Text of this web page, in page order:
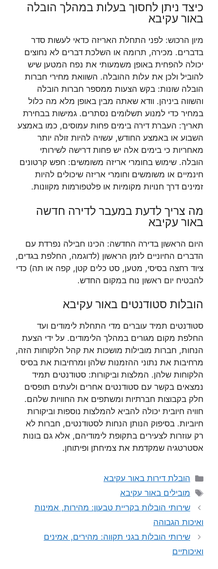
כיצד ניתן לחסוך בעלות במהלך הובלה
באור עקיבא
מיון הרכוש: לפני התחלת האריזה כדאי לעשות סדר
בדברים. מכירה, תרומה או השלכת דברים לא נחוצים
יכולה להפחית באופן משמעותי את נפח המטען שיש
להוביל ולכן את עלות ההובלה. השוואת מחירי חברות
הובלה שונות: בקש הצעות ממספר חברות הובלה
והשווה ביניהן. וודא שאתה מבין באופן מלא מה כלול
במחיר כדי למנוע תשלומים נסתרים. גמישות בבחירת
תאריך: העברת דירה בימים פחות עמוסים, כמו באמצע
השבוע או באמצע החודש, עשויה להיות זולה יותר
מאחריות כי בימים אלה יש פחות דרישה לשירותי
הובלה. שימוש בחומרי אריזה משומשים: חפש קרטונים
חינמיים או משומשים וחומרי אריזה שיכולים להיות
זמינים דרך חנויות מקומיות או פלטפורמות מקוונות.
מה צריך לדעת במעבר לדירה חדשה
באור עקיבא
היום הראשון בדירה החדשה: הכינו חבילה נפרדת עם
הדברים החיוניים לזמן הראשון (לדוגמה, החלפת בגדים,
ציוד רחצה בסיסי, מטען, סט כלים קטן, קפה או תה) כדי
להבטיח יום ראשון נוח במקום החדש.
הובלות סטודנטים באור עקיבא
סטודנטים תמיד עוברים מדי התחלת לימודים ועד
החלפת מקום מגורים במהלך הלימודים. על ידי הצעת
הנחות, חברות מובילות מושכות את קהל הלקוחות הזה,
מרחיבות את נתוני ההזמנות שלהן ומרחיבות את בסיס
הלקוחות שלהן. המלצות וביקורות: סטודנטים תמיד
נמצאים בקשר עם סטודנטים אחרים ולעתים תופסים
חלק בקבוצות חברתיות ומשתפים את החוויות שלהם.
חוויה חיובית יכולה להביא להמלצות נוספות וביקורות
חיוביות. בסיפוק הנותן הנחות לסטודנטים, חברות לא
רק עוזרות לצעירים בתקופת לימודיהם, אלא גם בונות
אסטרטגיה שמקדמת את צמיחתן ופיתוחן.
קטגוריות
הובלת דירות באור עקיבא
תגיות
מובילים באור עקיבא
שירותי הובלות בקריית טבעון: מהירות, אמינות
ואיכות הגבוהה
שירותי הובלות בגני תקווה: מהירים, אמינים
ואיכותיים